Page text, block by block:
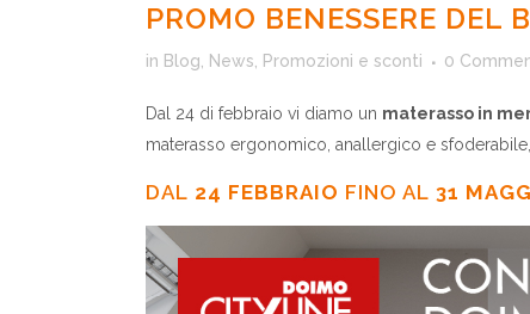
PROMO BENESSERE DEL
in Blog News Promozioni e sconti 0
Dal 24 di febbraio vi diamo un materasso in
materasso ergonomico, anallergico e
DAL 24 FEBBRAIO FINO AL 31